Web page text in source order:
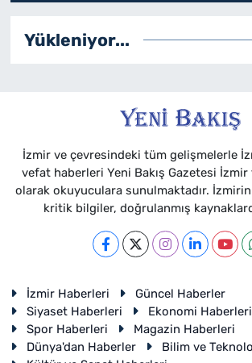
Yükleniyor...
İzmir ve çevresindeki tüm gelişmelerle
vefat haberleri Yeni Bakış Gazetesi İzmir
olarak okuyuculara sunulmaktadır. İzmirin
kritik bilgiler, doğrulanmış
İzmir Haberleri
Güncel Haberler
Siyaset Haberleri
Ekonomi Haberleri
Spor Haberleri
Magazin Haberleri
Dünya'dan Haberler
Bilim ve